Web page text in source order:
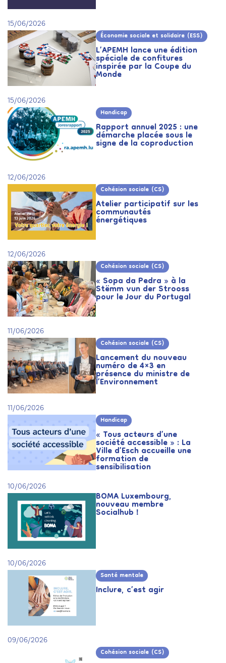
15/06/2026
Économie sociale et solidaire (ESS)
L’APEMH lance une édition
spéciale de confitures
inspirée par la Coupe du
Monde
15/06/2026
Handicap
Rapport annuel 2025 : une
démarche placée sous le
signe de la coproduction
12/06/2026
Cohésion sociale (CS)
Atelier participatif sur les
communautés
énergétiques
12/06/2026
Cohésion sociale (CS)
« Sopa da Pedra » à la
Stëmm vun der Strooss
pour le Jour du Portugal
11/06/2026
Cohésion sociale (CS)
Lancement du nouveau
numéro de 4×3 en
présence du ministre de
l’Environnement
11/06/2026
Handicap
« Tous acteurs d’une
société accessible » : La
Ville d’Esch accueille une
formation de
sensibilisation
10/06/2026
BOMA Luxembourg,
nouveau membre
Socialhub !
10/06/2026
Santé mentale
Inclure, c’est agir
09/06/2026
Cohésion sociale (CS)